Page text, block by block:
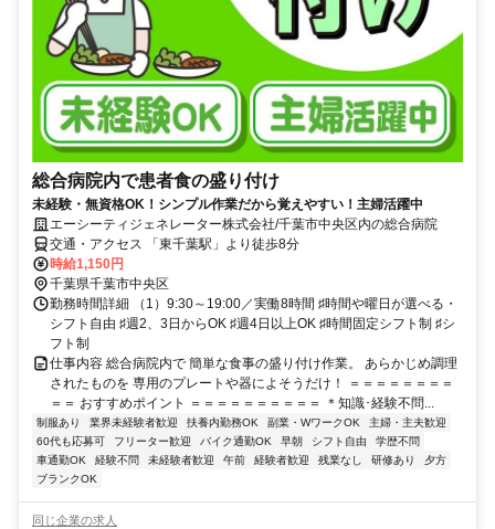
総合病院内で患者食の盛り付け
未経験・無資格OK！シンプル作業だから覚えやすい！主婦活躍中
エーシーティジェネレーター株式会社/千葉市中央区内の総合病院
交通・アクセス 「東千葉駅」より徒歩8分
時給1,150円
千葉県千葉市中央区
勤務時間詳細 （1）9:30～19:00／実働8時間 ♯時間や曜日が選べる・
シフト自由 ♯週2、3日からOK ♯週4日以上OK ♯時間固定シフト制 ♯シ
フト制
仕事内容 総合病院内で 簡単な食事の盛り付け作業。 あらかじめ調理
されたものを 専用のプレートや器によそうだけ！ ＝＝＝＝＝＝＝＝
＝＝ おすすめポイント ＝＝＝＝＝＝＝＝＝＝ ＊知識･経験不問...
制服あり 業界未経験者歓迎 扶養内勤務OK 副業・WワークOK
主婦・主夫歓迎
60代も応募可
フリーター歓迎 バイク通勤OK 早朝 シフト自由
学歴不問
車通勤OK
経験不問 未経験者歓迎 午前 経験者歓迎 残業なし 研修あり
夕方
ブランクOK
同じ企業の求人